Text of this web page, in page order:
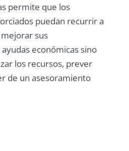
permite que los
puedan recurrir a
mejorar sus
económicas sino
los recursos, prever
de un asesoramiento